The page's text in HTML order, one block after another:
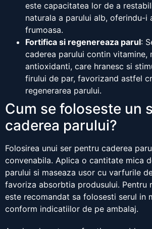
este capacitatea lor de a
naturala a parului alb, oferindu-i
frumoasa.
Fortifica si regenereaza parul:
caderea parului contin vitamine,
antioxidanti, care hranesc si
firului de par, favorizand astfel
regenerarea parului.
Cum se foloseste un
caderea parului?
Folosirea unui ser pentru caderea
convenabila. Aplica o cantitate mica
parului si maseaza usor cu varfurile
favoriza absorbtia produsului. Pentru
este recomandat sa folosesti serul in
conform indicatiilor de pe ambalaj.